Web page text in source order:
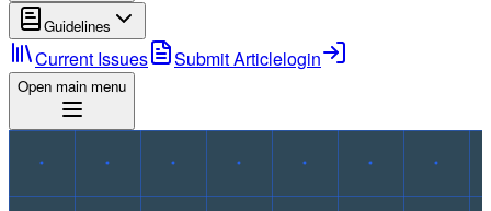
Guidelines
Current Issues Submit Articlelogin
Open main menu